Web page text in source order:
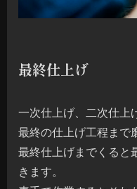
最終仕上げ
一次仕上げ、二次仕上
最終の仕上げ工程まで
最終仕上げまでくると
きます。